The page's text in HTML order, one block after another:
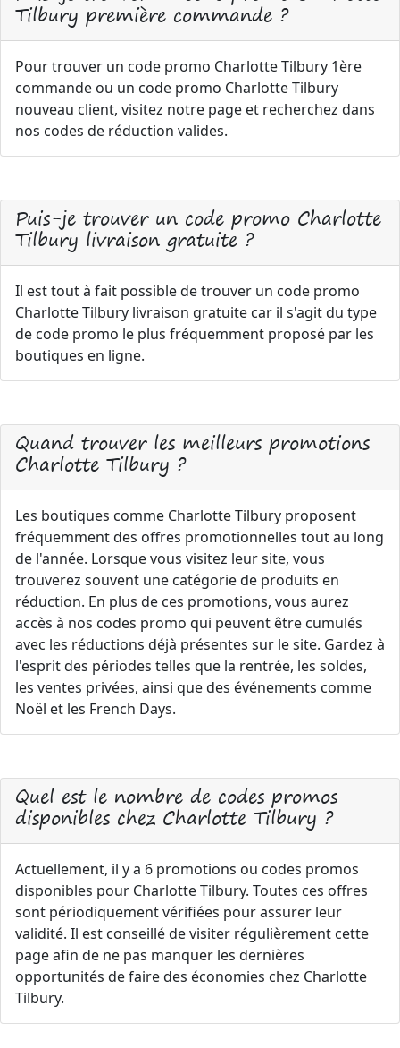
Tilbury première commande ?
Pour trouver un code promo Charlotte Tilbury 1ère
commande ou un code promo Charlotte Tilbury
nouveau client, visitez notre page et recherchez dans
nos codes de réduction valides.
Puis-je trouver un code promo Charlotte
Tilbury livraison gratuite ?
Il est tout à fait possible de trouver un code promo
Charlotte Tilbury livraison gratuite car il s'agit du type
de code promo le plus fréquemment proposé par les
boutiques en ligne.
Quand trouver les meilleurs promotions
Charlotte Tilbury ?
Les boutiques comme Charlotte Tilbury proposent
fréquemment des offres promotionnelles tout au long
de l'année. Lorsque vous visitez leur site, vous
trouverez souvent une catégorie de produits en
réduction. En plus de ces promotions, vous aurez
accès à nos codes promo qui peuvent être cumulés
avec les réductions déjà présentes sur le site. Gardez à
l'esprit des périodes telles que la rentrée, les soldes,
les ventes privées, ainsi que des événements comme
Noël et les French Days.
Quel est le nombre de codes promos
disponibles chez Charlotte Tilbury ?
Actuellement, il y a 6 promotions ou codes promos
disponibles pour Charlotte Tilbury. Toutes ces offres
sont périodiquement vérifiées pour assurer leur
validité. Il est conseillé de visiter régulièrement cette
page afin de ne pas manquer les dernières
opportunités de faire des économies chez Charlotte
Tilbury.